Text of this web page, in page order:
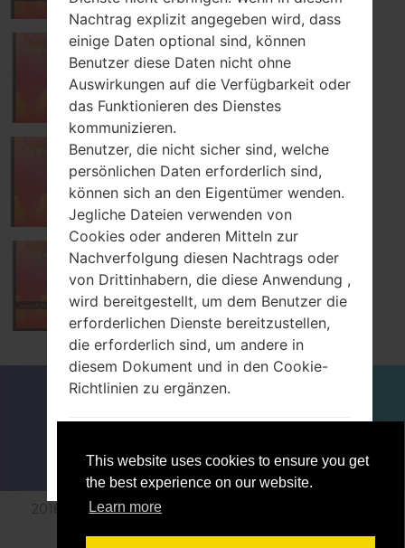
This website uses cookies to ensure you get
the best experience on our website.
Learn more
Samsung SM-T320NU
Samsung SM-T321
Samsung SM-T325
FÜR BLOGGER NACHRICHTEN
2018-2026 © sfirmware.com |Alle Rechte vorbehalten.
Nachtrag explizit angegeben wird, dass
einige Daten optional sind, können
Benutzer diese Daten nicht ohne
Auswirkungen auf die Verfügbarkeit oder
das Funktionieren des Dienstes
kommunizieren.
Benutzer, die nicht sicher sind, welche
persönlichen Daten erforderlich sind,
können sich an den Eigentümer wenden.
Jegliche Dateien verwenden von
Cookies oder anderen Mitteln zur
Nachverfolgung diesen Nachtrags oder
von Drittinhabern, die diese Anwendung ,
wird bereitgestellt, um dem Benutzer die
erforderlichen Dienste bereitzustellen,
die erforderlich sind, um andere in
diesem Dokument und in den Cookie-
Richtlinien zu ergänzen.
personenbezogenen Daten Dritter
verantwortlich, die über diese
Anwendung empfangen, veröffentlicht
oder übertragen werden, und bestätigen,
ACCEPT GET ME OUT OF HERE